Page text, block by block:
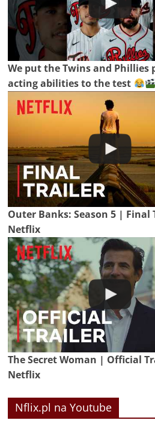
We put the Twins and Phillies
acting abilities to the test
Outer Banks: Season 5 | Final
Netflix
The Secret Woman | Official
Netflix
Nflix.pl na Youtube